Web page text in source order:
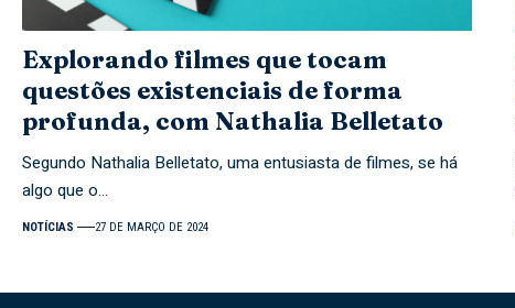
Explorando filmes que tocam
questões existenciais de forma
profunda, com Nathalia Belletato
Segundo Nathalia Belletato, uma entusiasta de filmes, se há
algo que o…
NOTÍCIAS 27 DE MARÇO DE 2024